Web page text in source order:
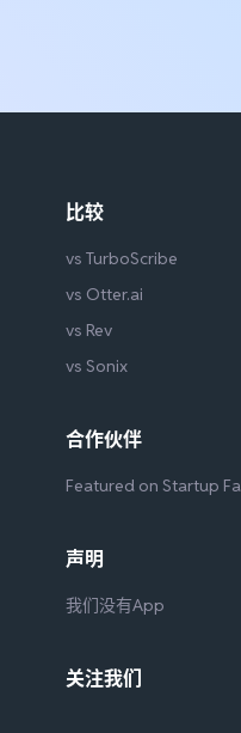
比较
vs TurboScribe
vs Otter.ai
vs Rev
vs Sonix
合作伙伴
Featured on Startup
声明
我们没有App
关注我们